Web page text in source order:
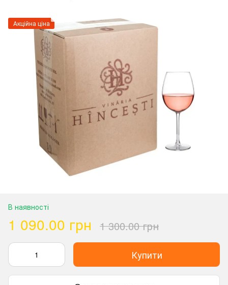
Акційна ціна
В наявності
1 090.00 грн 1 300.00 грн
Купити